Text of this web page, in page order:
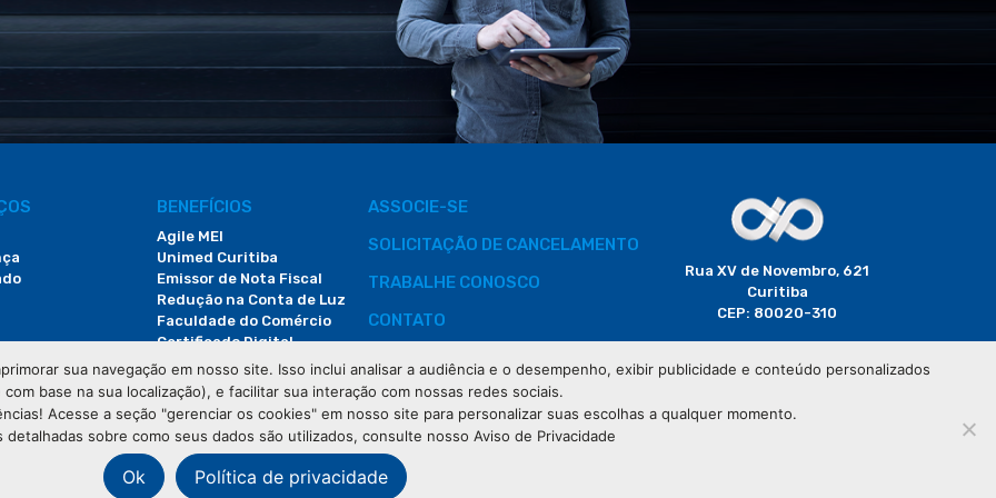
BENEFÍCIOS
Agile MEI
Unimed Curitiba
Emissor de Nota Fiscal
Redução na Conta de Luz
Faculdade do Comércio
Certificado Digital
ASSOCIE-SE
SOLICITAÇÃO DE CANCELAMENTO
TRABALHE CONOSCO
CONTATO
DEMANDAS JUDICIAIS
Rua XV de Novembro, 621
Curitiba
CEP: 80020-310
(41) 3320-2929
sua navegação em nosso site. Isso inclui analisar a audiência e o desempenho, exibir publicidade e conteúdo personalizados
com base na sua localização), e facilitar sua interação com nossas redes sociais.
Acesse a seção "gerenciar os cookies" em nosso site para personalizar suas escolhas a qualquer momento.
detalhadas sobre como seus dados são utilizados, consulte nosso Aviso de Privacidade
Ok Política de privacidade